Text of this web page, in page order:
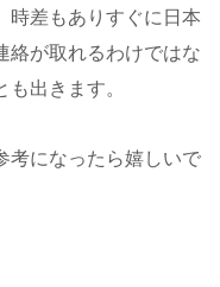
時差もありすぐに日本
絡が取れるわけではな
出きます。
考になったら嬉しいで